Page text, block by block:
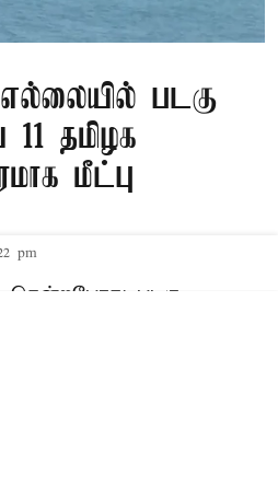
படகு
11 தமிழக
மீட்பு
pm
சென்றபோது படகு